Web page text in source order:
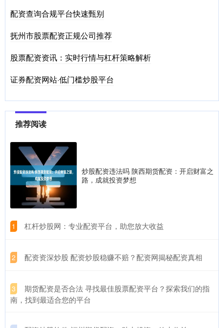
配资查询合规平台快速甄别
抚州市股票配资正规公司推荐
股票配资资讯：实时行情与杠杆策略解析
证券配资网站·低门槛炒股平台
推荐阅读
炒股配资违法吗 陕西期货配资：开启财富之
路，成就投资梦想
1 ​杠杆炒股网：专业配资平台，助您放大收益
2 ​配资资深炒股 配资炒股稳赚不赔？配资网揭秘配资真相
3
​期货配资是否合法 寻找最佳股票配资平台？探索我们的指
南，找到最适合您的平台